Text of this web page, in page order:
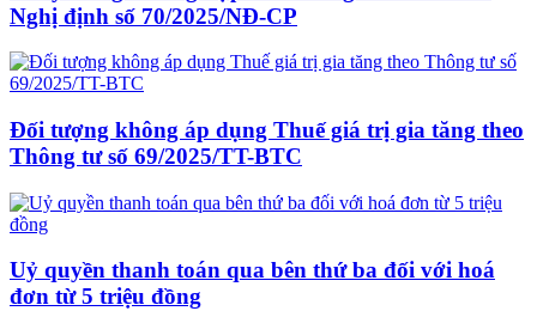
Nghị định số 70/2025/NĐ-CP
Đối tượng không áp dụng Thuế giá trị gia tăng theo
Thông tư số 69/2025/TT-BTC
Uỷ quyền thanh toán qua bên thứ ba đối với hoá
đơn từ 5 triệu đồng